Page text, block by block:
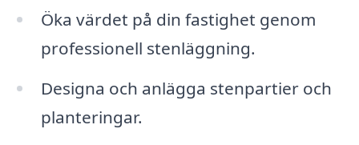
Öka värdet på din fastighet genom
professionell stenläggning.
Designa och anlägga stenpartier och
planteringar.